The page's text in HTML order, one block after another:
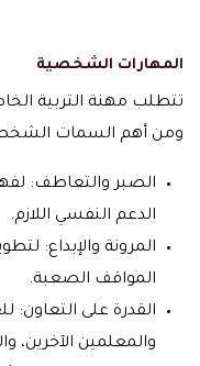
المهارات الشخصية
تتطلب مهنة التربية
ومن أهم السمات
الصبر والتعاطف:
الدعم النفسي اللازم.
المرونة والإبداع:
المواقف الصعبة.
القدرة على التعاون:
والمعلمين الآخرين،